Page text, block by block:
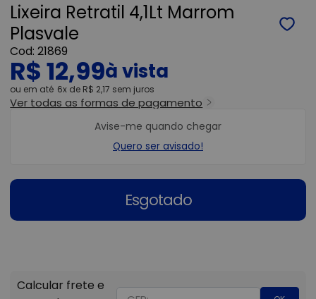
Lixeira Retratil 4,1Lt Marrom
Plasvale
21869
R$ 12,99
ou 6x de R$ 2,17 sem juros
Ver todas as formas de pagamento
Esgotado
Avise-me quando chegar
Quero ser avisado!